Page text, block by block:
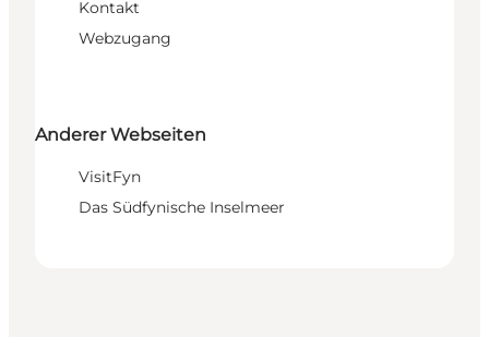
Kontakt
Webzugang
Anderer Webseiten
VisitFyn
Das Südfynische Inselmeer